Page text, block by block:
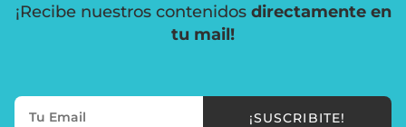
¡Recibe nuestros contenidos directamente en
tu mail!
¡SUSCRIBITE!